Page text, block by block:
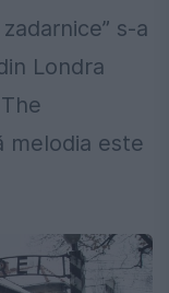
s-a
Londra
melodia este